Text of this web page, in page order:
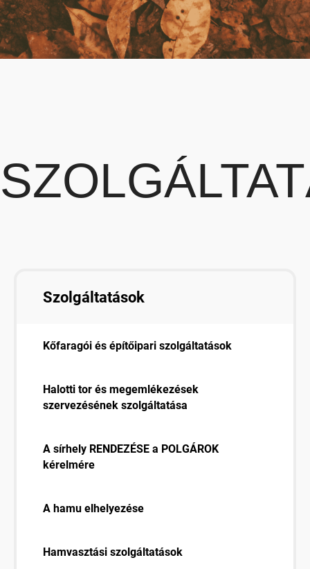
Szolgáltatások
Kőfaragói és építőipari szolgáltatások
Halotti tor és megemlékezések
szervezésének szolgáltatása
A sírhely RENDEZÉSE a POLGÁROK
kérelmére
A hamu elhelyezése
Hamvasztási szolgáltatások